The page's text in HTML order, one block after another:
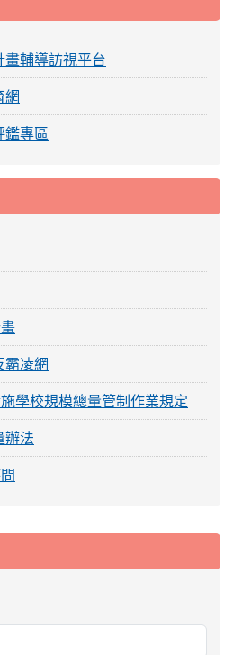
輔導訪視平台
網
鑑專區
霸凌網
學校規模總量管制作業規定
辦法